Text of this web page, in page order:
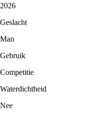
2026
Geslacht
Man
Gebruik
Competitie
Waterdichtheid
Nee